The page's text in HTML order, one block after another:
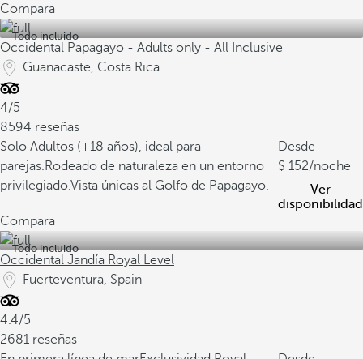
Compara
Todo incluido
Occidental Papagayo - Adults only - All Inclusive
Guanacaste, Costa Rica
4/5
8594 reseñas
Solo Adultos (+18 años), ideal para
parejas.Rodeado de naturaleza en un entorno
privilegiado.Vista únicas al Golfo de Papagayo.
Desde
152/noche
Ver
disponibilidad
Compara
Todo incluido
Occidental Jandía Royal Level
Fuerteventura, Spain
4.4/5
2681 reseñas